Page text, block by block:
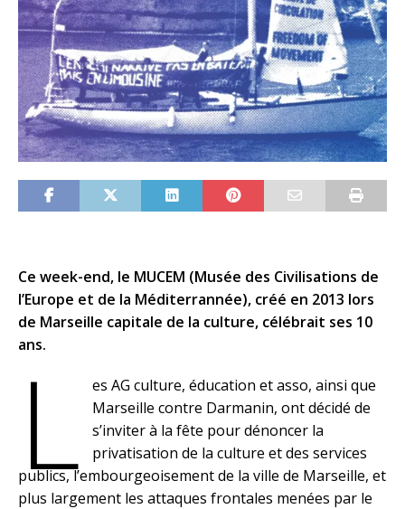
Ce week-end, le MUCEM (Musée des Civilisations de
l’Europe et de la Méditerrannée), créé en 2013 lors
de Marseille capitale de la culture, célébrait ses 10
ans.L
es AG culture, éducation et asso, ainsi que
Marseille contre Darmanin, ont décidé de
s’inviter à la fête pour dénoncer la
privatisation de la culture et des services
publics, l’embourgeoisement de la ville de Marseille, et
plus largement les attaques frontales menées par le